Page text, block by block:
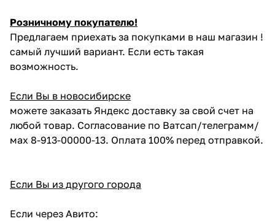
Розничному покупателю!
Предлагаем приехать за покупками в наш магазин !
самый лучший вариант. Если есть такая
возможность.
Если Вы в новосибирске
можете заказать Яндекс доставку за свой счет на
любой товар. Согласование по Ватсап/телеграмм/
мах 8-913-00000-13. Оплата 100% перед отправкой.
Если Вы из другого города
Если через Авито: